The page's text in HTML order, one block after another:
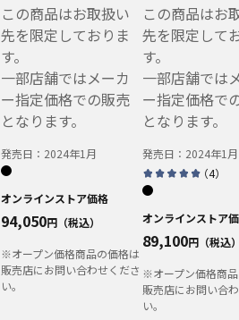
この商品はお取扱い
先を限定しておりま
す。
一部店舗ではメーカ
ー指定価格での販売
となります。
発売日： 2024年1月
オンラインストア価格
94,050円（税込）
※オープン価格商品の価格は
販売店にお問い合わせくださ
い。
この商品はお
先を限定して
す。
一部店舗では
ー指定価格で
となります。
発売日： 2024年1月
（4）
オンラインストア
89,100円（税込
※オープン価格商
販売店にお問い合
い。